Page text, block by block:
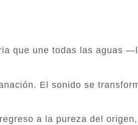
que une todas las aguas
El sonido se
a la pureza del